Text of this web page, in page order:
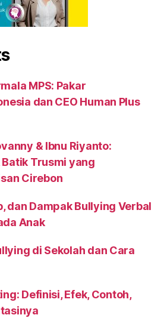
MPS: Pakar
dan CEO Human Plus
& Ibnu Riyanto:
Trusmi yang
Cirebon
dan Dampak Bullying Verbal
Anak
di Sekolah dan Cara
Definisi, Efek, Contoh,